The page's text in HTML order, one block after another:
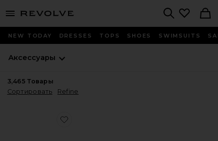
menu - shows more content
NEW TODAY DRESSES TOPS SHOES SWIMSUITS
Аксессуары
3,465 Товары
Сортировать
Refine
Favorite СОЛНЦЕЗАЩИТНЫЕ ОЧКИ WHIRLPOOL